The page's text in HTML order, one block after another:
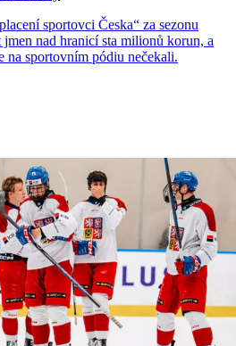
sportovci Česka“ za sezonu
nad hranicí sta milionů korun, a
na sportovním pódiu nečekali.